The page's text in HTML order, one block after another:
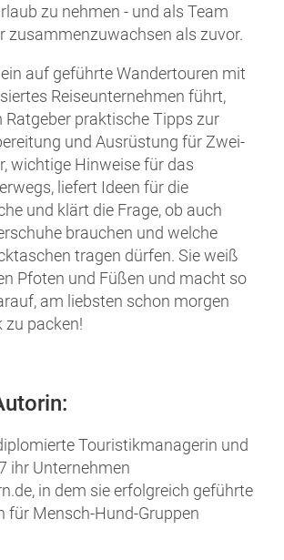
zu nehmen - und als Team
zusammenzuwachsen als zuvor.
auf geführteWandertouren mit
Reiseunternehmen führt,
Ratgeber praktische Tipps zur
und Ausrüstung für Zwei-
wichtige Hinweise für das
liefert Ideen für die
und klärt die Frage, ob auch
brauchen und welche
tragen dürfen. Sie weiß
Pfoten und Füßen und macht so
am liebsten schon morgen
zu packen!
Touristikmanagerin und
ihr Unternehmen
in dem sie erfolgreich geführte
für Mensch-Hund-Gruppen